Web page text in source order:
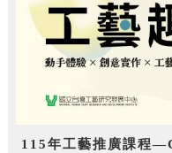
115年工藝推廣課程